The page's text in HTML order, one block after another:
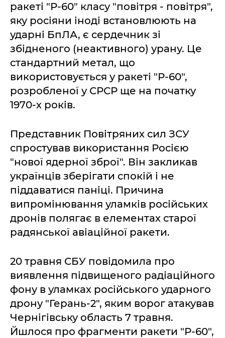
ракеті "Р-60" класу "повітря - повітря",
яку росіяни іноді встановлюють на
ударні БпЛА, є сердечник зі
збідненого (неактивного) урану. Це
стандартний метал, що
використовується у ракеті "Р-60",
розробленої у СРСР ще на початку
1970-х років.
Представник Повітряних сил ЗСУ
спростував використання Росією
"нової ядерної зброї". Він закликав
українців зберігати спокій і не
піддаватися паніці. Причина
випромінювання уламків російських
дронів полягає в елементах старої
радянської авіаційної ракети.
20 травня СБУ повідомила про
виявлення підвищеного радіаційного
фону в уламках російського ударного
дрону "Герань-2", яким ворог атакував
Чернігівську область 7 травня.
Йшлося про фрагменти ракети "Р-60",